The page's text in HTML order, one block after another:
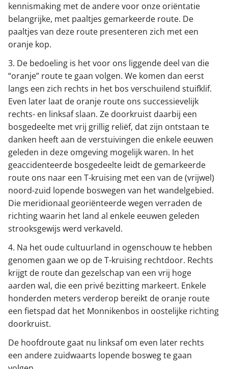
kennismaking met de andere voor onze oriëntatie
belangrijke, met paaltjes gemarkeerde route. De
paaltjes van deze route presenteren zich met een
oranje kop.
3. De bedoeling is het voor ons liggende deel van die
“oranje” route te gaan volgen. We komen dan eerst
langs een zich rechts in het bos verschuilend stuifklif.
Even later laat de oranje route ons successievelijk
rechts- en linksaf slaan. Ze doorkruist daarbij een
bosgedeelte met vrij grillig reliëf, dat zijn ontstaan te
danken heeft aan de verstuivingen die enkele eeuwen
geleden in deze omgeving mogelijk waren. In het
geaccidenteerde bosgedeelte leidt de gemarkeerde
route ons naar een T-kruising met een van de (vrijwel)
noord-zuid lopende boswegen van het wandelgebied.
Die meridionaal georiënteerde wegen verraden de
richting waarin het land al enkele eeuwen geleden
strooksgewijs werd verkaveld.
4. Na het oude cultuurland in ogenschouw te hebben
genomen gaan we op de T-kruising rechtdoor. Rechts
krijgt de route dan gezelschap van een vrij hoge
aarden wal, die een privé bezitting markeert. Enkele
honderden meters verderop bereikt de oranje route
een fietspad dat het Monnikenbos in oostelijke richting
doorkruist.
De hoofdroute gaat nu linksaf om even later rechts
een andere zuidwaarts lopende bosweg te gaan